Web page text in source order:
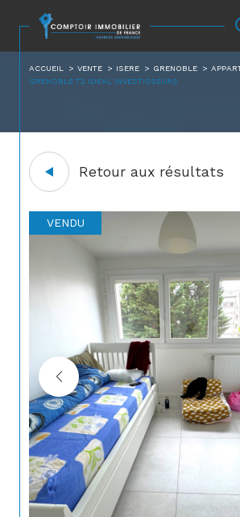
ACCUEIL VENTE ISERE GRENOBLE
GRENOBLE T2 IDEAL INVESTISSEURS
Retour aux résultats
VENDU